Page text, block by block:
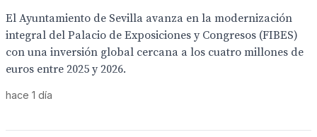
El Ayuntamiento de Sevilla avanza en la modernización
integral del Palacio de Exposiciones y Congresos (FIBES)
con una inversión global cercana a los cuatro millones de
euros entre 2025 y 2026.
hace 1 día